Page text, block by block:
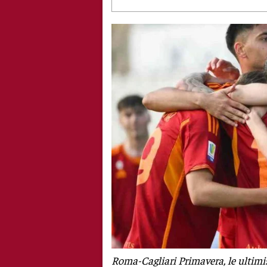
Roma-Cagliari Primavera, le